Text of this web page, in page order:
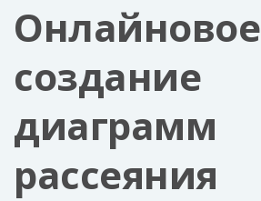
Онлайновое
создание
диаграмм
рассеяния